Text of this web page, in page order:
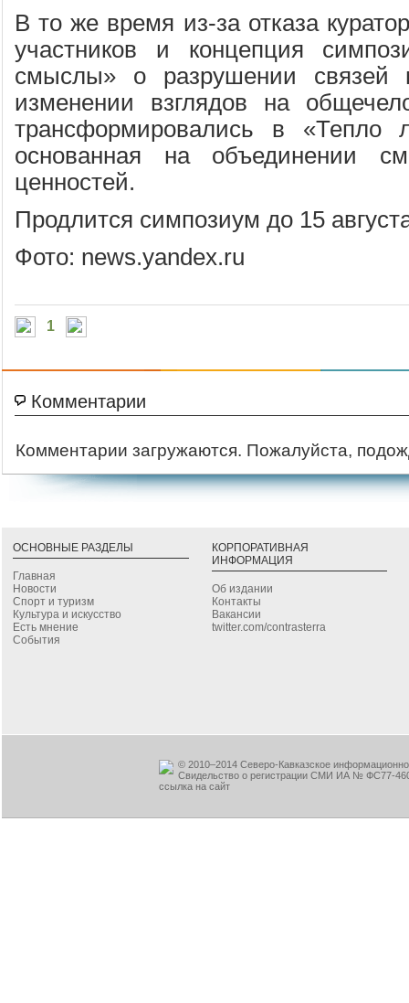
В то же время из-за отказа
участников и концепция
смыслы» о разрушении связей
изменении взглядов на
трансформировались в «Тепло
основанная на объединении
ценностей.
Продлится симпозиум до 15
Фото: news.yandex.ru
1
Комментарии
Комментарии загружаются. Пожалуйста,
ОСНОВНЫЕ РАЗДЕЛЫ
Главная
Новости
Спорт и туризм
Культура и искусство
Есть мнение
События
КОРПОРАТИВНАЯ
ИНФОРМАЦИЯ
Об издании
Контакты
Вакансии
twitter.com/contrasterra
© 2010–2014 Северо-Кавказское
Свидельство о регистрации СМИ ИА № ФС77-
ссылка на сайт